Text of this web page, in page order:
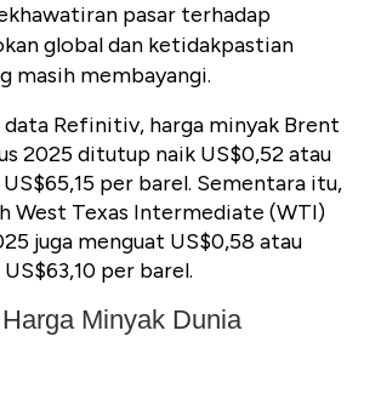
pasar terhadap
global dan ketidakpastian
masih membayangi.
data Refinitiv, harga minyak Brent
2025 ditutup naik US$0,52atau
US$65,15 per barel. Sementara itu,
West Texas Intermediate (WTI)
juga menguat US$0,58 atau
US$63,10 per barel.